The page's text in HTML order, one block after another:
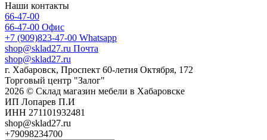
Наши контакты
66-47-00
66-47-00 Офис
+7 (909)823-47-00 Whatsapp
shop@sklad27.ru Почта
shop@sklad27.ru
г. Хабаровск, Проспект 60-летия Октября, 172
Торговый центр "Залог"
2026 © Склад магазин мебели в Хабаровске
ИП Лопарев П.И
ИНН 271101932481
shop@sklad27.ru
+79098234700